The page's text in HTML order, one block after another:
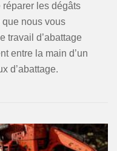
les dégâts
que nous vous
travail d’abattage
entre la main d’un
d’abattage.